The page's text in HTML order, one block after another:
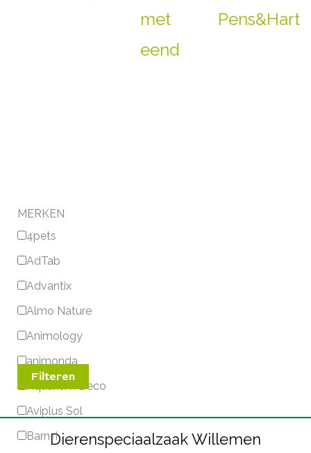
met
eend
Pens&Hart
MERKEN
4pets
AdTab
Advantix
Almo Nature
Animology
animonda
Aquarium Deco
Aviplus Sol
Barn-I
Filteren
Dierenspeciaalzaak Willemen